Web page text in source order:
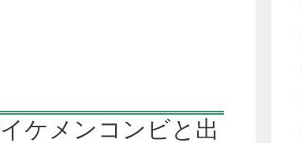
ケメンコンビと出